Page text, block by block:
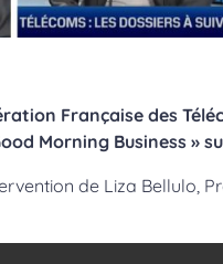
Française des
Morning Business »
de Liza Bellulo,